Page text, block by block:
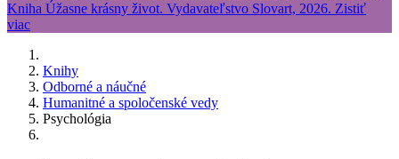
Knihy
Odborné a náučné
Humanitné a spoločenské vedy
Psychológia